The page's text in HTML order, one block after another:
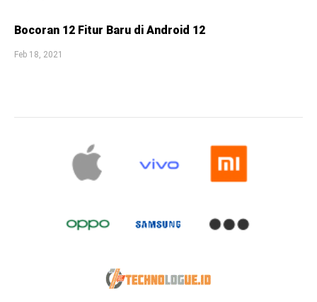
Bocoran 12 Fitur Baru di Android 12
Feb 18, 2021